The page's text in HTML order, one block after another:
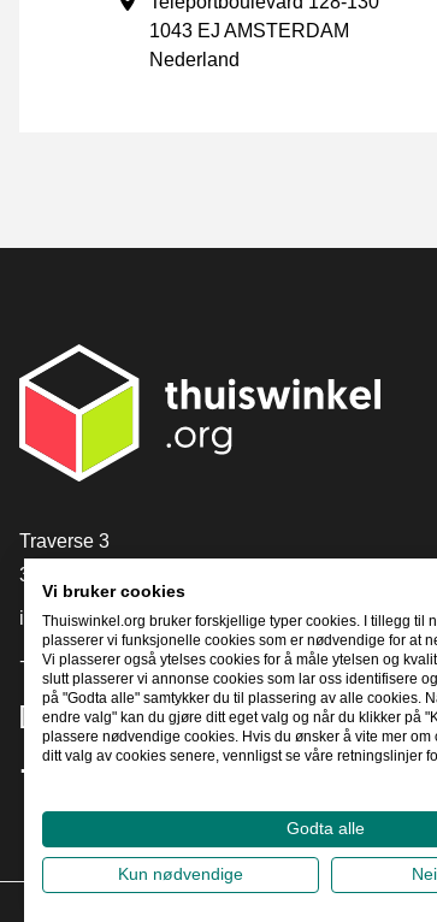
1043 EJ AMSTERDAM
Nederland
[_General:Contact]
Traverse 3
3905 NL Veenendaal
info@thuiswinkel.org
+31 (0)318 64 85 75
[_General:SocialMediaTitle]
Vi bruker cookies
Thuiswinkel.org bruker forskjellige typer cookies. I tillegg til
plasserer vi funksjonelle cookies som er nødvendige for at
Vi plasserer også ytelses cookies for å måle ytelsen og
slutt plasserer vi annonse cookies som lar oss identifisere
på "Godta alle" samtykker du til plassering av alle cookies.
endre valg" kan du gjøre ditt eget valg og når du klikker på
plassere nødvendige cookies. Hvis du ønsker å vite mer om
ditt valg av cookies senere, vennligst se våre retningslinjer
Godta alle
Kun nødvendige